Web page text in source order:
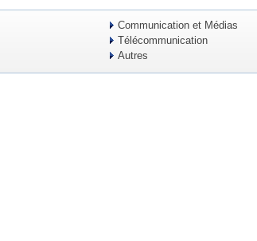
Communication et Médias
Télécommunication
Autres